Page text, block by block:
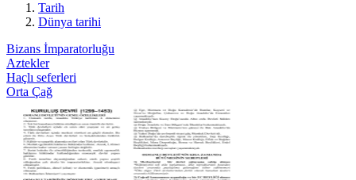
Tarih
Dünya tarihi
Bizans İmparatorluğu
Aztekler
Haçlı seferleri
Orta Çağ